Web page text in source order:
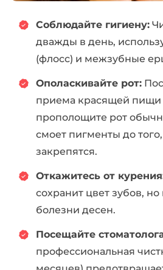
Соблюдайте гигиену:
дважды в день,
(флосс) и межзубные
Ополаскивайте рот:
приема красящей пищи
прополощите рот
смоет пигменты до
закрепятся.
Откажитесь от
сохранит цвет зубов,
болезни десен.
Посещайте
профессиональная